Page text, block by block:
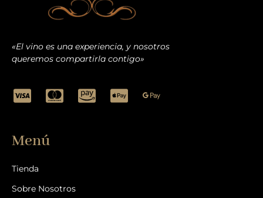
«El vino es una experiencia, y nosotros
queremos compartirla contigo»
Menú
Tienda
Sobre Nosotros